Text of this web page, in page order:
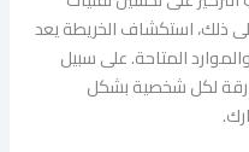
ذلك، استكشاف الخريطة يعد
المتاحة. على سبيل
لكل شخصية بشكل